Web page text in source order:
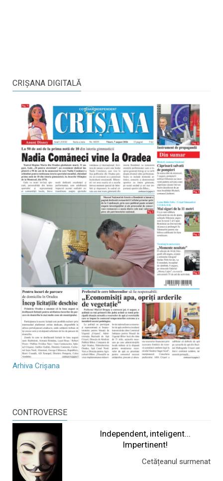
CRIŞANA DIGITALĂ
Arhiva Crișana
CONTROVERSE
Independent, inteligent...
Impertinent!
Cetățeanul surmenat